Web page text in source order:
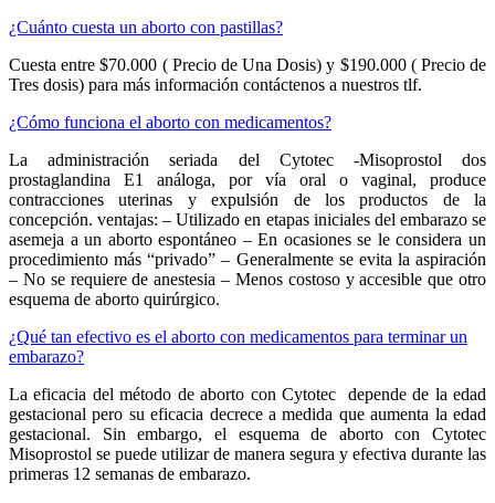
¿Cuánto cuesta un aborto con pastillas?
Cuesta entre $70.000 ( Precio de Una Dosis) y $190.000 ( Precio de
Tres dosis) para más información contáctenos a nuestros tlf.
¿Cómo funciona el aborto con medicamentos?
La administración seriada del Cytotec -Misoprostol dos
prostaglandina E1 análoga, por vía oral o vaginal, produce
contracciones uterinas y expulsión de los productos de la
concepción. ventajas: – Utilizado en etapas iniciales del embarazo se
asemeja a un aborto espontáneo – En ocasiones se le considera un
procedimiento más “privado” – Generalmente se evita la aspiración
– No se requiere de anestesia – Menos costoso y accesible que otro
esquema de aborto quirúrgico.
¿Qué tan efectivo es el aborto con medicamentos para terminar un
embarazo?
La eficacia del método de aborto con Cytotec depende de la edad
gestacional pero su eficacia decrece a medida que aumenta la edad
gestacional. Sin embargo, el esquema de aborto con Cytotec
Misoprostol se puede utilizar de manera segura y efectiva durante las
primeras 12 semanas de embarazo.